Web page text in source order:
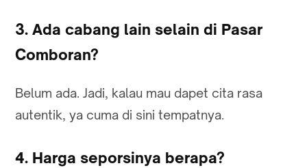
3. Ada cabang lain selain di Pasar
Comboran?
Belum ada. Jadi, kalau mau dapet cita rasa
autentik, ya cuma di sini tempatnya.
4. Harga seporsinya berapa?